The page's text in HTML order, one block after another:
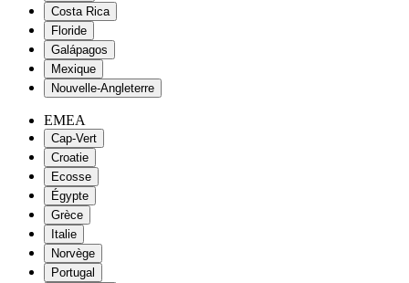
Costa Rica
Floride
Galápagos
Mexique
Nouvelle-Angleterre
EMEA
Cap-Vert
Croatie
Ecosse
Égypte
Grèce
Italie
Norvège
Portugal